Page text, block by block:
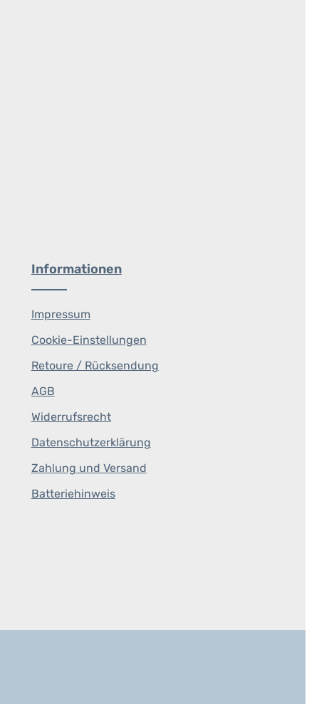
Informationen
Impressum
Cookie-Einstellungen
Retoure / Rücksendung
AGB
Widerrufsrecht
Datenschutzerklärung
Zahlung und Versand
Batteriehinweis